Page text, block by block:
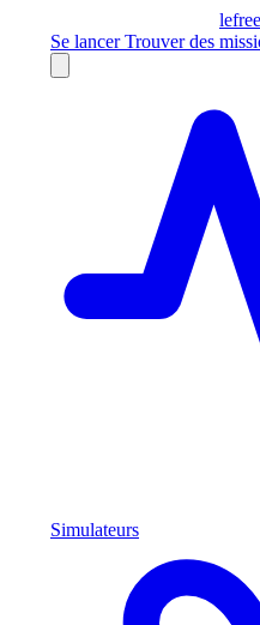
le
Se lancerTrouver des
Simulateurs